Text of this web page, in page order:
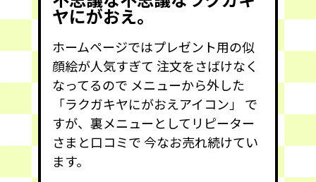
ヤにがおえ。
ホームページではプレゼント用の似
顔絵が人気すぎて 注文をさばけなく
なってるので メニューから外した
「ラクガキヤにがおえアイコン」 で
すが、裏メニューとしてリピーター
さまと口コミで 今なお売れ続けてい
ます。